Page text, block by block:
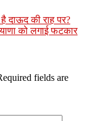
दाऊद की राह पर?
को लगाई फटकार
fields are